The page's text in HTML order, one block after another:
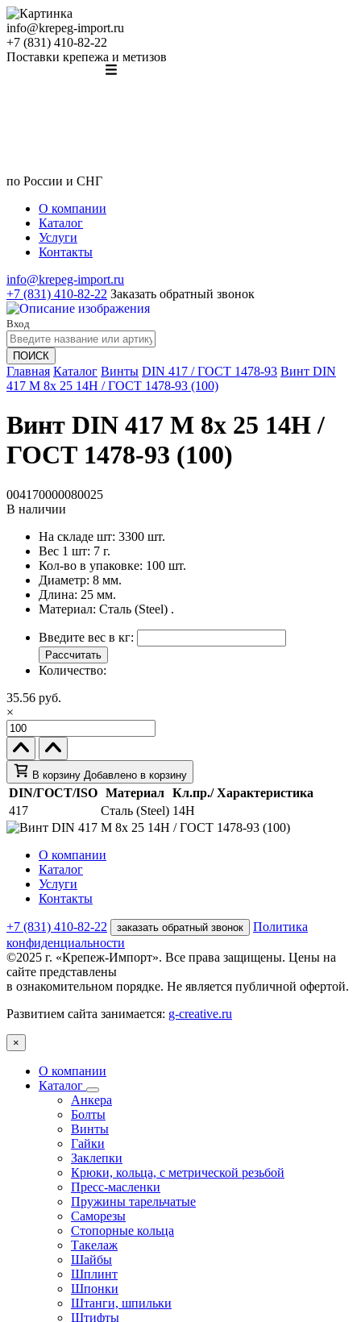
info@krepeg-import.ru
+7 (831) 410-82-22
Поставки крепежа и метизов
по России и СНГ
О компании
Каталог
Услуги
Контакты
info@krepeg-import.ru
+7 (831) 410-82-22 Заказать обратный звонок
Вход
ПОИСК
Главная Каталог Винты DIN 417 / ГОСТ 1478-93 Винт DIN
417 M 8x 25 14H / ГОСТ 1478-93 (100)
Винт DIN 417 M 8x 25 14H /
ГОСТ 1478-93 (100)
004170000080025
В наличии
На складе шт: 3300 шт.
Вес 1 шт: 7 г.
Кол-во в упаковке: 100 шт.
Диаметр: 8 мм.
Длина: 25 мм.
Материал: Сталь (Steel) .
Введите вес в кг:
Рассчитать
Количество:
35.56 руб.
×
В корзину Добавлено в корзину
DIN/ГОСТ/ISO Материал Кл.пр./ Характеристика
417
Сталь (Steel) 14H
О компании
Каталог
Услуги
Контакты
+7 (831) 410-82-22 заказать обратный звонок
Политика
конфиденциальности
©2025 г. «Крепеж-Импорт». Все права защищены. Цены на
сайте представлены
в ознакомительном порядке. Не является публичной офертой.
Развитием сайта занимается: g-creative.ru
×
О компании
Каталог
Анкера
Болты
Винты
Гайки
Заклепки
Крюки, кольца, с метрической резьбой
Пресс-масленки
Пружины тарельчатые
Саморезы
Стопорные кольца
Такелаж
Шайбы
Шплинт
Шпонки
Штанги, шпильки
Штифты